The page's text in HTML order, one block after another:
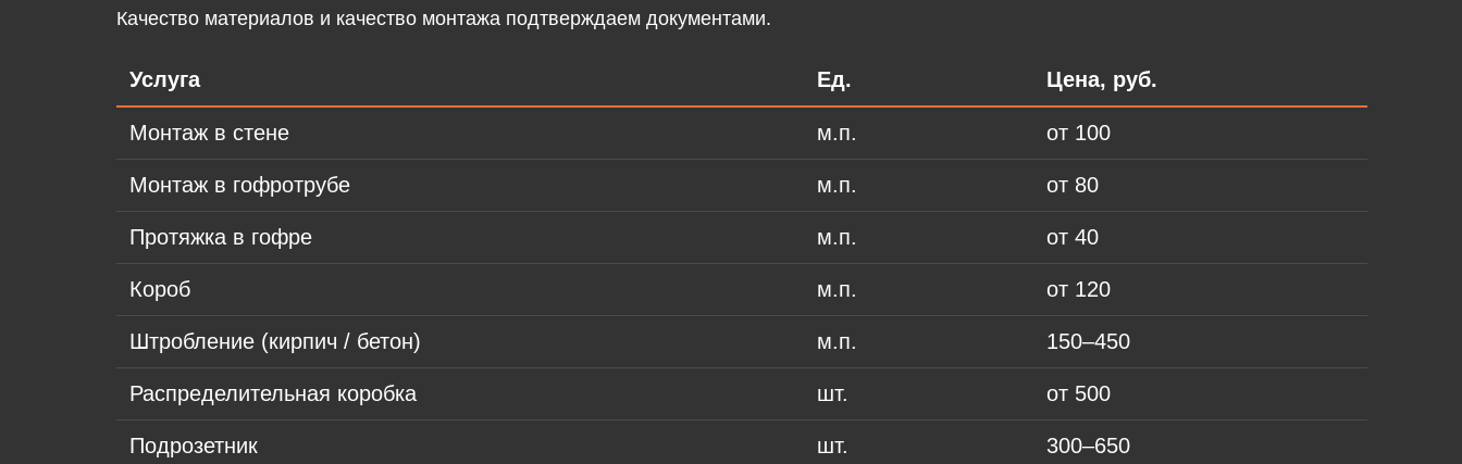
Качество материалов и качество монтажа подтверждаем документами.
Услуга Ед. Цена, руб.
Монтаж в стене м.п. от 100
Монтаж в гофротрубе м.п. от 80
Протяжка в гофре м.п. от 40
Короб м.п. от 120
Штробление (кирпич / бетон) м.п. 150–450
Распределительная коробка шт. от 500
Подрозетник шт. 300–650